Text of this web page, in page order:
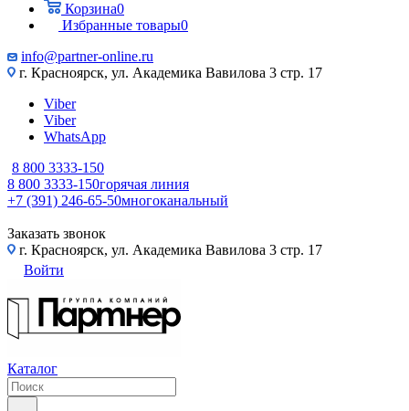
Корзина0
Избранные товары0
info@partner-online.ru
г. Красноярск, ул. Академика Вавилова 3 стр. 17
Viber
Viber
WhatsApp
8 800 3333-150
8 800 3333-150горячая линия
+7 (391) 246-65-50многоканальный
Заказать звонок
г. Красноярск, ул. Академика Вавилова 3 стр. 17
Войти
Каталог